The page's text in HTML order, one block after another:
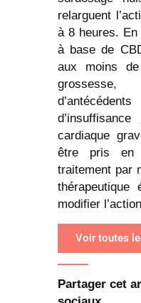
relarguent
à 8 heures.
à base de
aux moins
cardiaque
être pris en
traitement par
modifier
Voir toutes
Partager cet